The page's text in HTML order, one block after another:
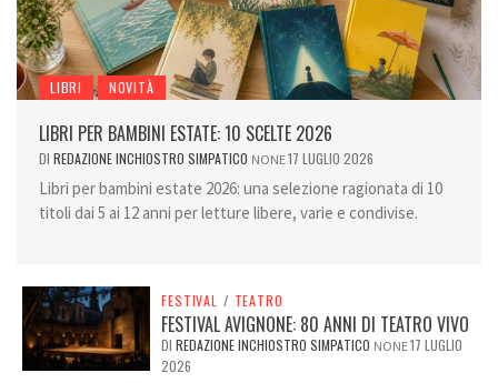
LIBRI NOVITÀ
LIBRI PER BAMBINI ESTATE: 10 SCELTE 2026
DI REDAZIONE INCHIOSTRO SIMPATICO NONE17 LUGLIO 2026
Libri per bambini estate 2026: una selezione ragionata di 10
titoli dai 5 ai 12 anni per letture libere, varie e condivise.
FESTIVAL / TEATRO
FESTIVAL AVIGNONE: 80 ANNI DI TEATRO VIVO
DI REDAZIONE INCHIOSTRO SIMPATICO NONE17 LUGLIO
2026